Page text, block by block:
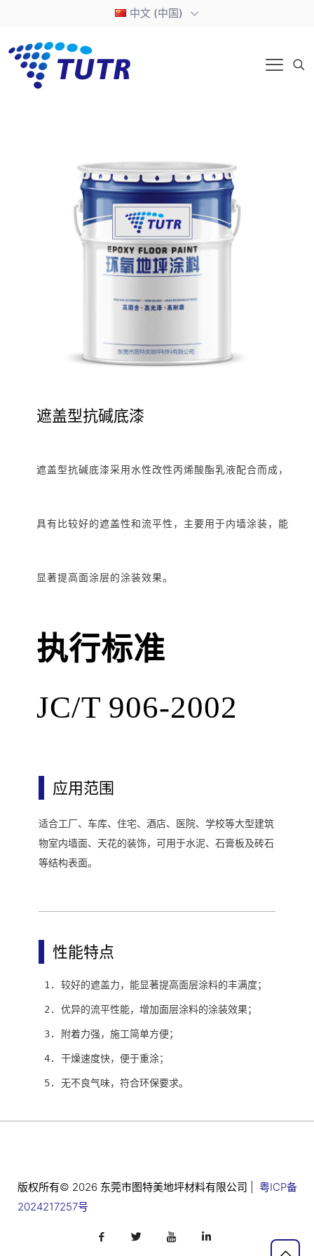
中文 (中国)
遮盖型抗碱底漆
遮盖型抗碱底漆采用水性改性丙烯酸酯乳液配合而成，
具有比较好的遮盖性和流平性，主要用于内墙涂装，能
显著提高面涂层的涂装效果。
执行标准
JC/T 906-2002
应用范围
适合工厂、车库、住宅、酒店、医院、学校等大型建筑
物室内墙面、天花的装饰，可用于水泥、石膏板及砖石
等结构表面。
性能特点
1. 较好的遮盖力，能显著提高面层涂料的丰满度；
2. 优异的流平性能，增加面层涂料的涂装效果；
3. 附着力强，施工简单方便；
4. 干燥速度快，便于重涂；
5. 无不良气味，符合环保要求。
版权所有© 2026 东莞市图特美地坪材料有限公司 |粤ICP备
2024217257号